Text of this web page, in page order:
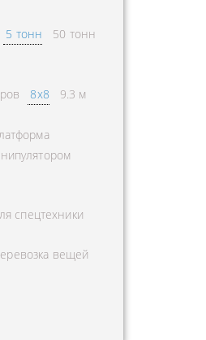
5 тонн
50 тонн
8х8 9.3 м
спецтехники
вещей